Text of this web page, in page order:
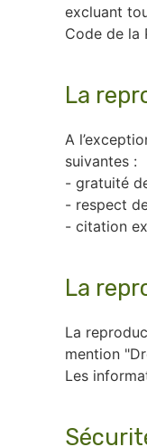
excluant
Code de la
La
A
suivantes :
- gratuité
- respect
- citation
La
La
mention
Les